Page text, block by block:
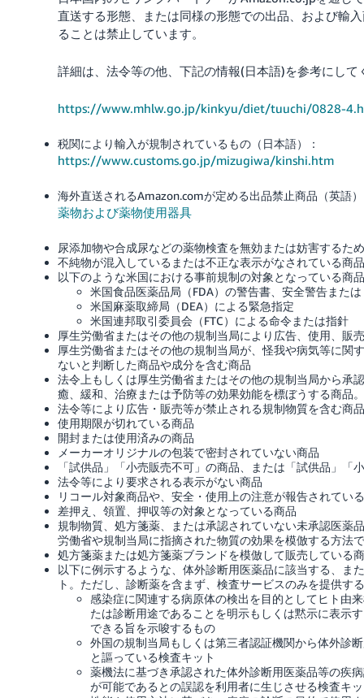
直送する形態、または同様の形態での出品、および輸
ることは禁止しています。
詳細は、法令等の他、下記の情報(日本語)を参考にして
https://www.mhlw.go.jp/kinkyu/diet/tuuchi/0828-
税関により輸入が規制されているもの（日本語）：
https://www.customs.go.jp/mizugiwa/kinshi.htm
海外直送されるAmazon.comが定める出品禁止商品（英語
薬物および薬物使用器具
尿添加物や合成尿などの薬物検査を無効または妨害するた
不純物が混入しているまたは不正な表示がなされている商
以下のような米国における事前規制の対象となっている商
米国食品医薬品局（FDA）の警告書、安全警告また
米国麻薬取締局（DEA）による緊急指定
米国連邦取引委員会（FTC）による命令または指針
厚生労働省またはその他の規制当局により広告、使用、販
厚生労働省またはその他の規制当局が、怪我や病気等に関
ないと判断した商品や成分を含む商品
法令上もしくは厚生労働省またはその他の規制当局から承
癒、緩和、治療または予防等の効果効能を標ぼうする商品
法令等により広告・販売等が禁止される規制物質を含む商
使用期限が切れている商品
開封または使用済みの商品
メーカーオリジナルの包装で密封されていない商品
「試供品」「小売販売不可」の商品、または「試供品」
法令等により要求される表示がない商品
リコール対象商品や、安全・使用上の注意が報告されてい
差押え、領置、押収等の対象となっている商品
規制物質、処方箋薬、または承認されていない未承認医薬
労働省や規制当局に指摘された物質の効果を模倣する方法
処方箋薬または処方箋薬ブランドを模倣して販売している
以下に例示するような、体外診断用医薬品に該当する、ま
ト。ただし、診断薬を含まず、検査サービスのみを提供す
感染症に関連する病原体の検出を目的としてヒト由
たは診断用途であることを明示もしくは黙示に表示
できる旨を示唆するもの
外国の規制当局もしくは第三者認証機関から体外診
と謳っている検査キット
薬機法に基づき承認された体外診断用医薬品等の疾
が可能であるとの誤認を利用者に生じさせる検査キ